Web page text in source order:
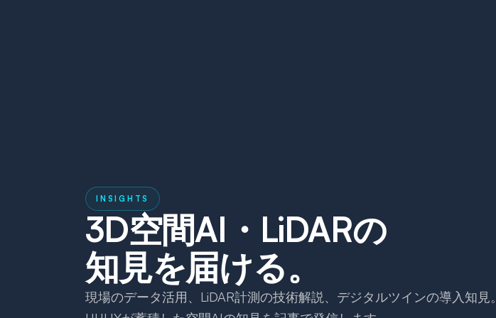
INSIGHTS
3D空間AI・LiDARの
知見を届ける。
現場のデータ活用、LiDAR計測の技術解説、デジタルツインの導入知見。